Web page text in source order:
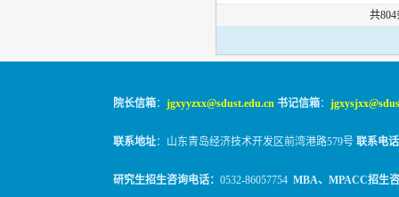
共804
院长信箱： jgxyyzxx@sdust.edu.cn 书记信箱：
联系地址：山东青岛经济技术开发区前湾港路579号 联系电话
研究生招生咨询电话： 0532-86057754 MBA、MPACC招生